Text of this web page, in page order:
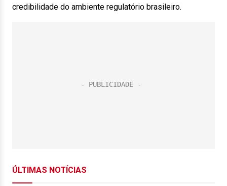
credibilidade do ambiente regulatório brasileiro.